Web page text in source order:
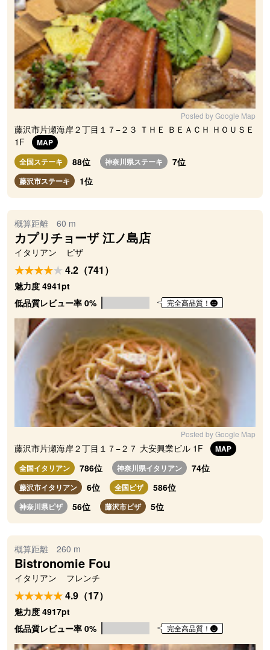
Posted by Google Map
藤沢市片瀬海岸２丁目１７−２３ ＴＨＥ ＢＥＡＣＨ ＨＯＵＳＥ
1F
MAP
全国ステーキ
88位 神奈川県ステーキ 7位
藤沢市ステーキ 1位
概算距離 60 m
カプリチョーザ 江ノ島店
イタリアン ピザ
4.2（741）
魅力度 4941pt
低品質レビュー率 0%
完全高品質！
Posted by Google Map
藤沢市片瀬海岸２丁目１７−２７ 大安興業ビル 1F
MAP
全国イタリアン
786位 神奈川県イタリアン 74位
藤沢市イタリアン 6位 全国ピザ 586位
神奈川県ピザ 56位 藤沢市ピザ 5位
概算距離 260 m
Bistronomie Fou
イタリアン フレンチ
4.9（17）
魅力度 4917pt
低品質レビュー率 0%
完全高品質！